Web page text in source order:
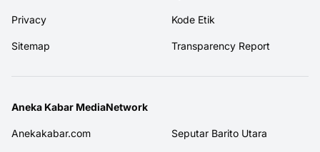
Privacy Kode Etik
Sitemap Transparency Report
Aneka Kabar MediaNetwork
Anekakabar.com Seputar Barito Utara